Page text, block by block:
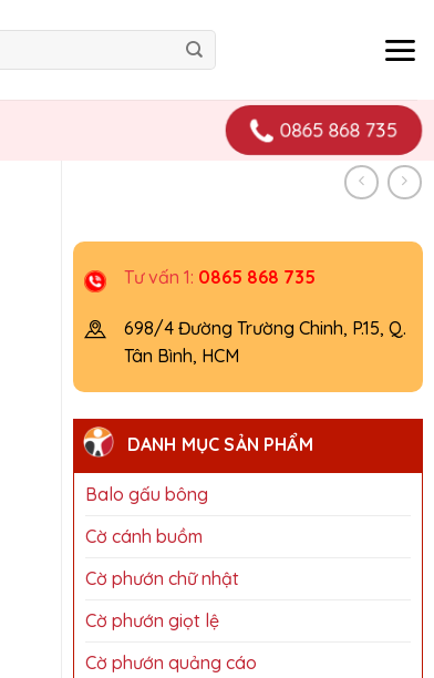
0865 868 735
Tư vấn 1: 0865 868 735
698/4 Đường Trường Chinh, P.15, Q.
Tân Bình, HCM
DANH MỤC SẢN PHẨM
Balo gấu bông
Cờ cánh buồm
Cờ phướn chữ nhật
Cờ phướn giọt lệ
Cờ phướn quảng cáo